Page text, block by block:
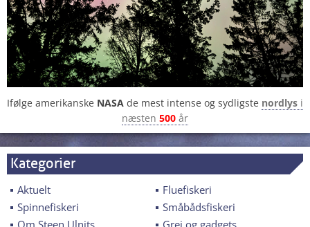
Ifølge amerikanske NASA de mest intense og sydligste nordlys i
næsten 500 år
Kategorier
Aktuelt
Fluefiskeri
Spinnefiskeri
Småbådsfiskeri